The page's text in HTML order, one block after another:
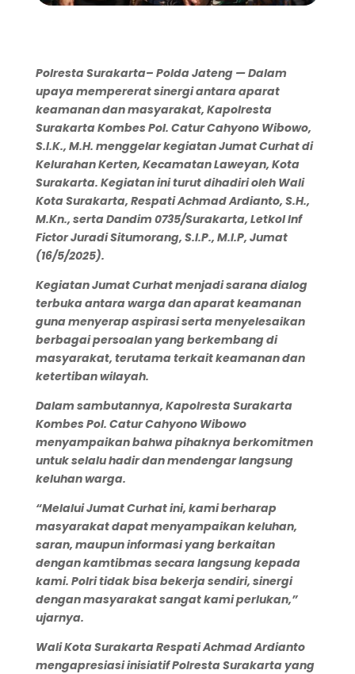
Polresta Surakarta– Polda Jateng — Dalam
upaya mempererat sinergi antara aparat
keamanan dan masyarakat, Kapolresta
Surakarta Kombes Pol. Catur Cahyono Wibowo,
S.I.K., M.H. menggelar kegiatanJumat Curhatdi
Kelurahan Kerten, Kecamatan Laweyan, Kota
Surakarta. Kegiatan ini turut dihadiri oleh Wali
Kota Surakarta, Respati Achmad Ardianto, S.H.,
M.Kn., serta Dandim 0735/Surakarta, Letkol Inf
Fictor Juradi Situmorang, S.I.P., M.I.P, Jumat
(16/5/2025).
Kegiatan Jumat Curhat menjadi sarana dialog
terbuka antara warga dan aparat keamanan
guna menyerap aspirasi serta menyelesaikan
berbagai persoalan yang berkembang di
masyarakat, terutama terkait keamanan dan
ketertiban wilayah.
Dalam sambutannya, Kapolresta Surakarta
Kombes Pol. Catur Cahyono Wibowo
menyampaikan bahwa pihaknya berkomitmen
untuk selalu hadir dan mendengar langsung
keluhan warga.
“Melalui Jumat Curhat ini, kami berharap
masyarakat dapat menyampaikan keluhan,
saran, maupun informasi yang berkaitan
dengan kamtibmas secara langsung kepada
kami. Polri tidak bisa bekerja sendiri, sinergi
dengan masyarakat sangat kami perlukan,”
ujarnya.
Wali Kota Surakarta Respati Achmad Ardianto
mengapresiasi inisiatif Polresta Surakarta yang